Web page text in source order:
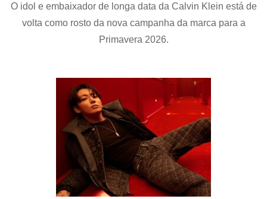
Klein
Spring
Jung
estrela
ensaio
da
marca
O idol e embaixador de longa data da Calvin Klein está de
volta como rosto da nova campanha da marca para a
Primavera 2026.